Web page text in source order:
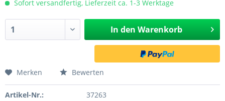
Sofort versandfertig, Lieferzeit ca. 1-3 Werktage
In den Warenkorb
Merken Bewerten
Artikel-Nr.: 37263